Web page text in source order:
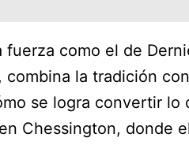
como el de
la tradición
se logra convertir lo
Chessington, donde